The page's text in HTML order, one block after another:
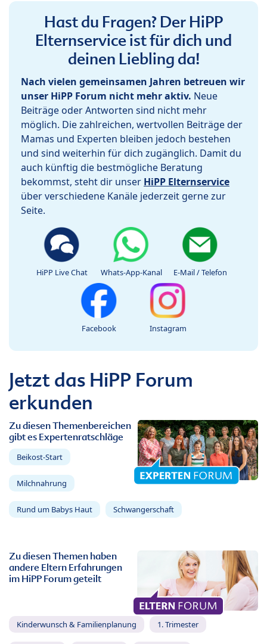
Hast du Fragen? Der HiPP
Elternservice ist für dich und
deinen Liebling da!
Nach vielen gemeinsamen Jahren betreuen wir
unser HiPP Forum nicht mehr aktiv. Neue
Beiträge oder Antworten sind nicht mehr
möglich. Die zahlreichen, wertvollen Beiträge der
Mamas und Experten bleiben jedoch bestehen
und sind weiterhin für dich zugänglich. Damit du
auch künftig die bestmögliche Beratung
bekommst, steht dir unser HiPP Elternservice
über verschiedene Kanäle jederzeit gerne zur
Seite.
HiPP Live Chat Whats-App-Kanal E-Mail / Telefon
Facebook Instagram
Jetzt das HiPP Forum
erkunden
Zu diesen Themenbereichen
gibt es Expertenratschläge
Beikost-Start
Milchnahrung
Rund um Babys Haut Schwangerschaft
Zu diesen Themen haben
andere Eltern Erfahrungen
im HiPP Forum geteilt
Kinderwunsch & Familienplanung 1. Trimester